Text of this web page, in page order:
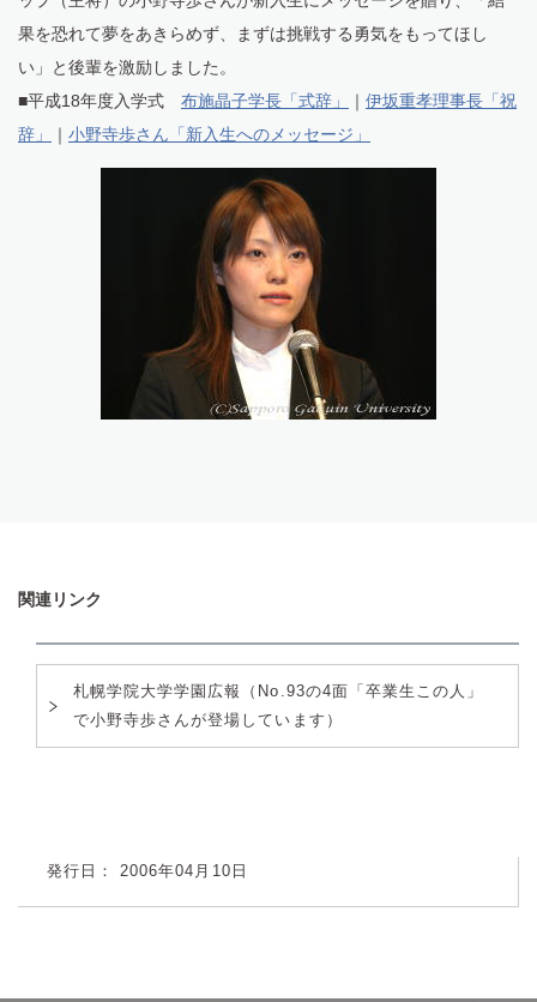
果を恐れて夢をあきらめず、まずは挑戦する勇気をもってほし
い」と後輩を激励しました。
■平成18年度入学式 布施晶子学長「式辞」 ｜ 伊坂重孝理事長「祝
辞」
｜ 小野寺歩さん「新入生へのメッセージ」
関連リンク
札幌学院大学学園広報（No.93の4面「卒業生この人」
で小野寺歩さんが登場しています）
発行日： 2006年04月10日